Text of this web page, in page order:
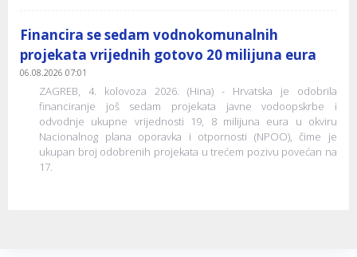
Financira se sedam vodnokomunalnih
projekata vrijednih gotovo 20 milijuna eura
06.08.2026 07:01
ZAGREB, 4. kolovoza 2026. (Hina) - Hrvatska je odobrila
financiranje još sedam projekata javne vodoopskrbe i
odvodnje ukupne vrijednosti 19, 8 milijuna eura u okviru
Nacionalnog plana oporavka i otpornosti (NPOO), čime je
ukupan broj odobrenih projekata u trećem pozivu povećan na
17.